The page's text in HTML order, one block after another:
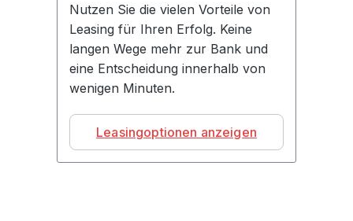
Nutzen Sie die vielen Vorteile von
Leasing für Ihren Erfolg. Keine
langen Wege mehr zur Bank und
eine Entscheidung innerhalb von
wenigen Minuten.
Leasingoptionen anzeigen